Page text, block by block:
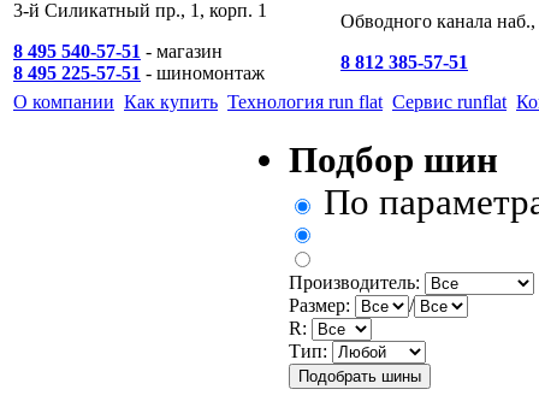
3-й Силикатный пр., 1, корп. 1
8 495 540-57-51 - магазин
8 495 225-57-51 - шиномонтаж
Обводного канала
8 812 385-57-51
О компании Как купить Технология run flat Сервис runflat
Подбор шин
По
Производитель:
Размер:
/
R:
Тип: